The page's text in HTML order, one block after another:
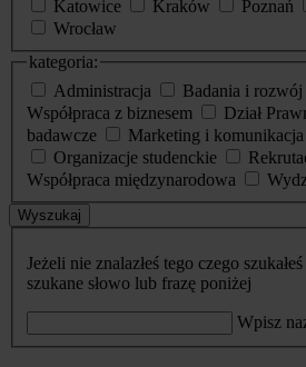
Katowice
Kraków Poznań
Wrocław
kategoria:
Administracja
Badania i rozwój
Współpraca z biznesem
Dział
badawcze
Marketing i komunikacja
Organizacje studenckie
Współpraca międzynarodowa
Wyszukaj
Jeżeli nie znalazłeś tego czego
szukane słowo lub frazę poniżej
Wpisz